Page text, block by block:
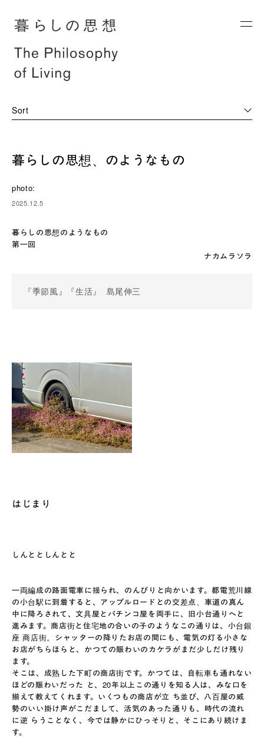
Sort
暮らしの思想、のようなもの
photo:
2025.12.5
暮らしの思想のようなもの
第一回
ナカムラソラ
『季節風』『生活』 島尾伸三
はじまり
しんととしんとと
一両編成の路面電車に揺られ、のんびりと向かいます。都電荒川線
の小台駅に到着すると、アップルロードとの交差点、車道の真ん
中に降ろされて、文具屋とパチンコ屋を両手に、旧小台通りへと
進みます。商店街と住宅地の合いの子のようなこの通りは、小台銀
座 商店街。シャッターの降りたお店の間にも、電気の灯る小さな
お店がちらほらと、かつての賑わいのカケラがまだ少しだけ残り
ます。
そこは、成熟した下町の商店街です。かつては、自転車も通れない
ほどの賑わいだった と、20年以上この通りを知る人は、みな口を
揃えて教えてくれます。いくつもの商店が立 ち並び、八百屋の威
勢のいい掛け声がこだまして、活気のあった通りも、時代の流れ
に逆 らうことなく、今では静かにひっそりと、そこにあり続けま
す。